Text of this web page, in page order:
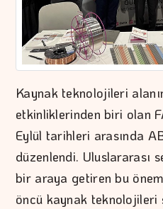
Kaynak teknolojileri
etkinliklerinden biri olan
Eylül tarihleri arasında
düzenlendi. Uluslararası
bir araya getiren bu
öncü kaynak teknolojileri